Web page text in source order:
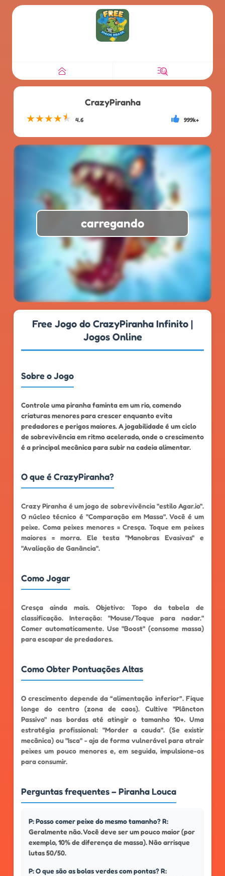
CrazyPiranha
★★★★★ 4.6 999k+
carregando
★★ ★
Free Jogo do CrazyPiranha Infinito |
Jogos Online
Sobre o Jogo
Controle uma piranha faminta em um rio, comendo
criaturas menores para crescer enquanto evita
predadores e perigos maiores. A jogabilidade é um ciclo
de sobrevivência em ritmo acelerado, onde o crescimento
é a principal mecânica para subir na cadeia alimentar.
O que é CrazyPiranha?
Crazy Piranha é um jogo de sobrevivência "estilo Agar.io".
O núcleo técnico é "Comparação em Massa". Você é um
peixe. Coma peixes menores = Cresça. Toque em peixes
maiores = morra. Ele testa "Manobras Evasivas" e
"Avaliação de Ganância".
Como Jogar
Cresça ainda mais. Objetivo: Topo da tabela de
classificação. Interação: "Mouse/Toque para nadar."
Comer automaticamente. Use "Boost" (consome massa)
para escapar de predadores.
Como Obter Pontuações Altas
O crescimento depende da “alimentação inferior”. Fique
longe do centro (zona de caos). Cultive "Plâncton
Passivo" nas bordas até atingir o tamanho 10+. Uma
estratégia profissional: "Morder a cauda". (Se existir
mecânica) ou "Isca" - aja de forma vulnerável para atrair
peixes um pouco menores e, em seguida, impulsione-os
para consumir.
Perguntas frequentes – Piranha Louca
P: Posso comer peixe do mesmo tamanho? R:
Geralmente não. Você deve ser um pouco maior (por
exemplo, 10% de diferença de massa). Não arrisque
lutas 50/50.
P: O que são as bolas verdes com pontas? R: